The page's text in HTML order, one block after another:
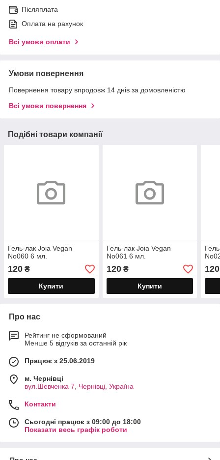
Післяплата
Оплата на рахунок
Всі умови оплати
Умови повернення
Повернення товару впродовж 14 днів за домовленістю
Всі умови повернення
Подібні товари компанії
Гель-лак Joia Vegan
No060 6 мл.
120 ₴
Купити
Гель-лак Joia Vegan
No061 6 мл.
120₴
Купити
120
Про нас
Рейтинг не сформований
Менше 5 відгуків за останній рік
Працює з 25.06.2019
м. Чернівці
вул.Шевченка 7, Чернівці, Україна
Контакти
Сьогодні працює з 09:00 до 18:00
Показати весь графік роботи